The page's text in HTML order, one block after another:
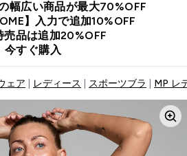
幅広い商品が最大70%OFF
】入力で追加10%OFF
売品は追加20%OFF
今すぐ購入
ェア レディース スポーツブラ MP レ